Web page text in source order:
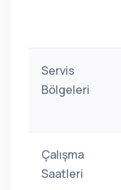
Servis
Bölgeleri
Çalışma
Saatleri